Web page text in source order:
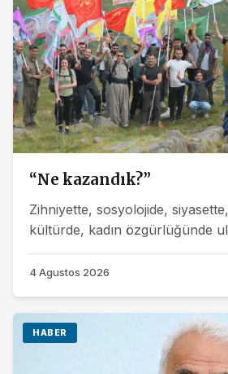
“Ne kazandık?”
Zihniyette, sosyolojide,
kültürde, kadın özgürlüğünde
dayanarak kazanacağımız
4 Agustos 2026
HABER